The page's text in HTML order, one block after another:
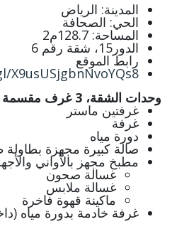
المدينة: الرياض
الحي: الصحافة
المساحة: 128.7م2
الدور15، شقة رقم 6
رابط الموقع
وحدات الشقة، 3 غرف مقسمة كما يلي:
غرفتين ماستر
غرفة
دورة مياه
صالة كبيرة مجهزة بطاولة
مطبخ مجهز بالأواني
غسالة صحون
غسالة ملابس
ماكينة قهوة فاخرة
غرفة خادمة بدورة مياه